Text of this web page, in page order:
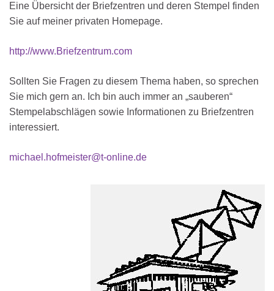
Eine Übersicht der Briefzentren und deren Stempel finden
Sie auf meiner privaten Homepage.
http://www.Briefzentrum.com
Sollten Sie Fragen zu diesem Thema haben, so sprechen
Sie mich gern an. Ich bin auch immer an „sauberen“
Stempelabschlägen sowie Informationen zu Briefzentren
interessiert.
michael.hofmeister@t-online.de